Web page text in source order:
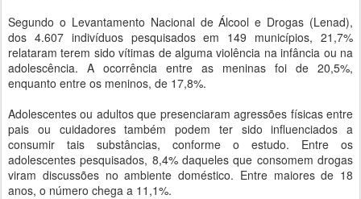
Segundo o Levantamento Nacional de Álcool e Drogas (Lenad),
dos 4.607 indivíduos pesquisados em 149 municípios, 21,7%
relataram terem sido vítimas de alguma violência na infância ou na
adolescência. A ocorrência entre as meninas foi de 20,5%,
enquanto entre os meninos, de 17,8%.
Adolescentes ou adultos que presenciaram agressões físicas entre
pais ou cuidadores também podem ter sido influenciados a
consumir tais substâncias, conforme o estudo. Entre os
adolescentes pesquisados, 8,4% daqueles que consomem drogas
viram discussões no ambiente doméstico. Entre maiores de 18
anos, o número chega a 11,1%.